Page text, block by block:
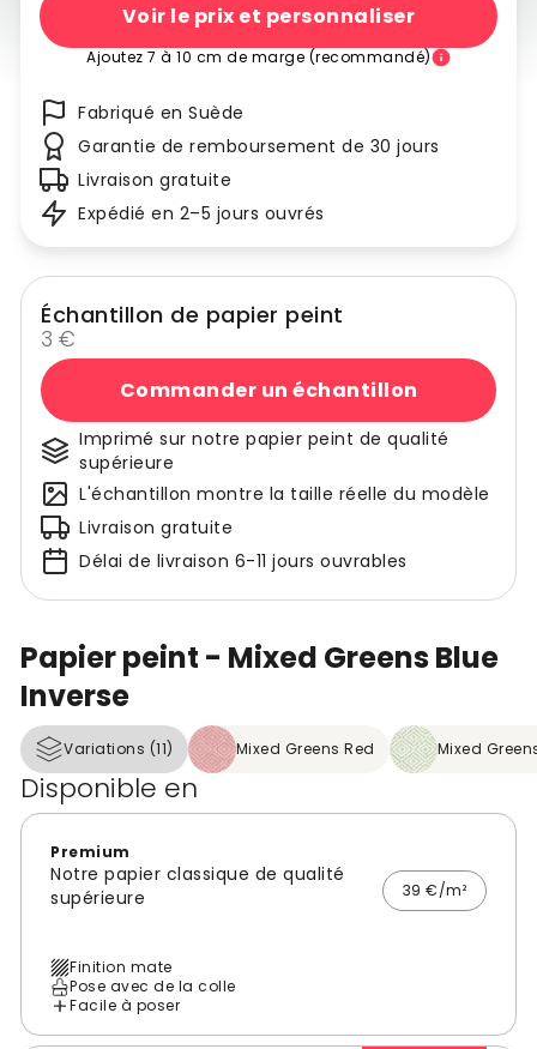
Papier peint - Mixed Greens Blue
Inverse
Variations (11) Mixed Greens Red Mixed
Disponible en
Premium
Notre papier classique de qualité
supérieure
39 €/m²
Finition mate
Pose avec de la colle
Facile à poser
Voir le prix et personnaliser
Ajoutez 7 à 10 cm de marge (recommandé)
Fabriqué en Suède
Garantie de remboursement de 30 jours
Livraison gratuite
Expédié en 2–5 jours ouvrés
Échantillon de papier peint
3 €
Commander un échantillon
Imprimé sur notre papier peint de qualité
supérieure
L'échantillon montre la taille réelle du modèle
Livraison gratuite
Délai de livraison 6-11 jours ouvrables